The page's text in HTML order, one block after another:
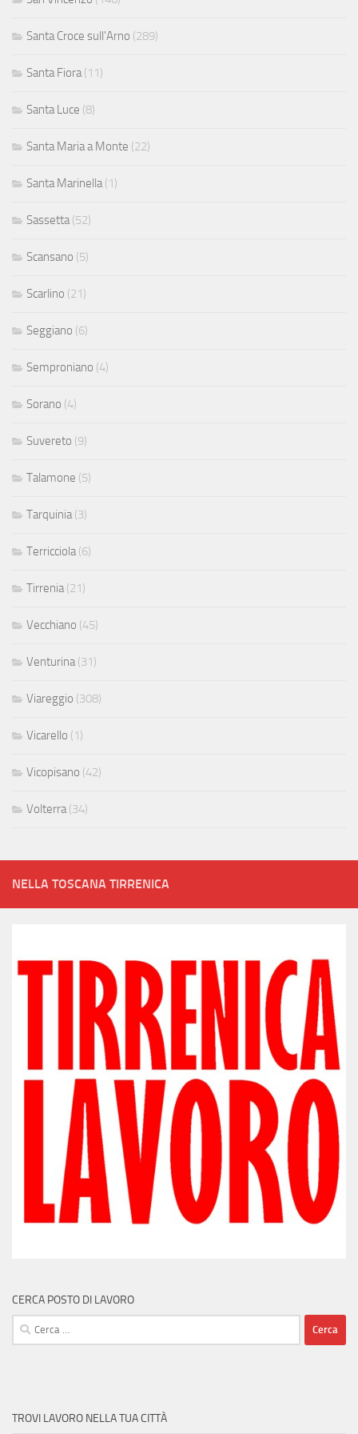
Santa Croce sull'Arno (289)
Santa Fiora (11)
Santa Luce (8)
Santa Maria a Monte (22)
Santa Marinella (1)
Sassetta (52)
Scansano (5)
Scarlino (21)
Seggiano (6)
Semproniano (4)
Sorano (4)
Suvereto (9)
Talamone (5)
Tarquinia (3)
Terricciola (6)
Tirrenia (21)
Vecchiano (45)
Venturina (31)
Viareggio (308)
Vicarello (1)
Vicopisano (42)
Volterra (34)
NELLA TOSCANA TIRRENICA
CERCA POSTO DI LAVORO
Ricerca
per:
TROVI LAVORO NELLA TUA CITTÀ